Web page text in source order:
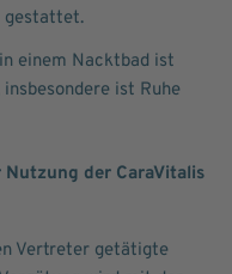
gestattet.
einem Nacktbad ist
ist Ruhe
der CaraVitalis
Vertreter getätigte